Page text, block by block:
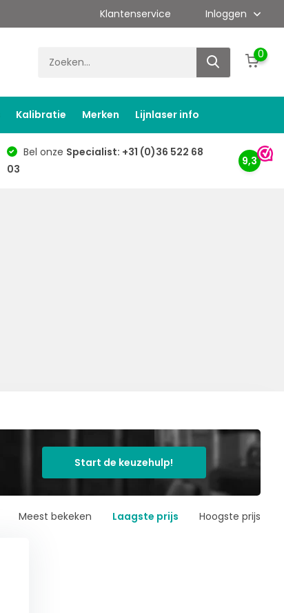
Klantenservice Inloggen
0
Kalibratie Merken Lijnlaser info
Bel onze Specialist: +31 (0)36 522 68
03
9,3
Start de keuzehulp!
Meest bekeken Laagste prijs Hoogste prijs